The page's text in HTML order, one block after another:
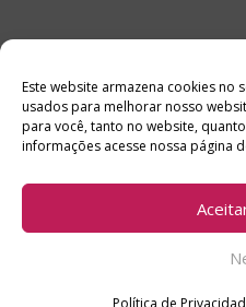
Este website armazena cookies no
usados ​​para melhorar nosso
para você, tanto no website,
informações acesse nossa página
Política de